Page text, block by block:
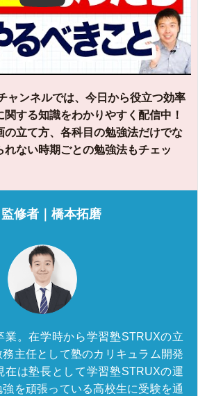
ャンネルでは、今日から役立つ効率
する知識をわかりやすく配信中！
の立て方、各科目の勉強法だけでな
れない時期ごとの勉強法もチェッ
監修者｜橋本拓磨
業。在学時から学習塾STRUXの立
主任として塾のカリキュラム開発
在は塾長として学習塾STRUXの運
を頑張っている高校生に受験を通